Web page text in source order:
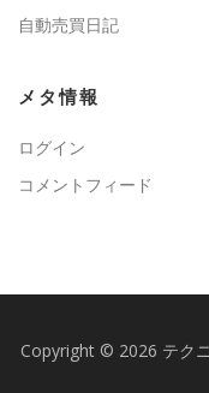
自動売買日記
メタ情報
ログイン
コメントフィード
Copyright © 2026 テク